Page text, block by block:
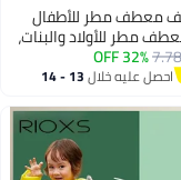
معطف مطر للأطفال
مطر للأولاد والبنات،
بغطاء رأس مقاوم
مطر للأطفال من عمر
7.78
32% OFF
احصل عليه خلال 13 - 14